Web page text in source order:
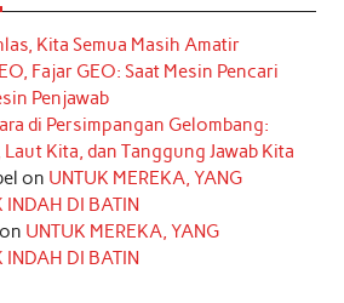
Kita Semua Masih Amatir
Fajar GEO: Saat Mesin Pencari
Penjawab
di Persimpangan Gelombang:
Kita, dan Tanggung Jawab Kita
on UNTUK MEREKA, YANG
INDAH DI BATIN
on UNTUK MEREKA, YANG
INDAH DI BATIN